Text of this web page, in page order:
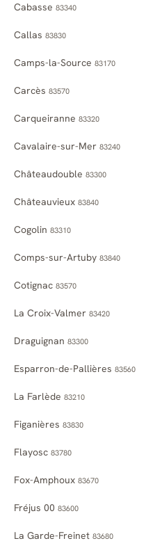
Cabasse 83340
Callas 83830
Camps-la-Source 83170
Carcès 83570
Carqueiranne 83320
Cavalaire-sur-Mer 83240
Châteaudouble 83300
Châteauvieux 83840
Cogolin 83310
Comps-sur-Artuby 83840
Cotignac 83570
La Croix-Valmer 83420
Draguignan 83300
Esparron-de-Pallières 83560
La Farlède 83210
Figanières 83830
Flayosc 83780
Fox-Amphoux 83670
Fréjus 00 83600
La Garde-Freinet 83680